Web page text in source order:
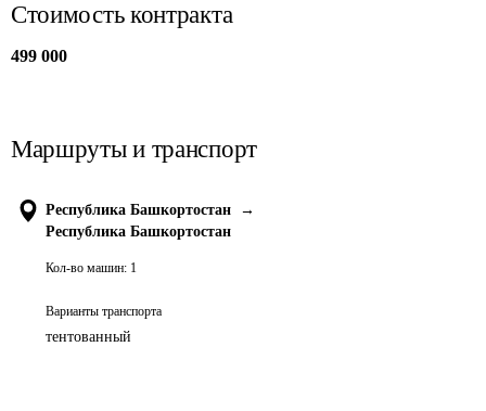
Стоимость контракта
499 000
Маршруты и транспорт
Республика Башкортостан
→
Республика Башкортостан
Кол-во машин: 1
Варианты транспорта
тентованный